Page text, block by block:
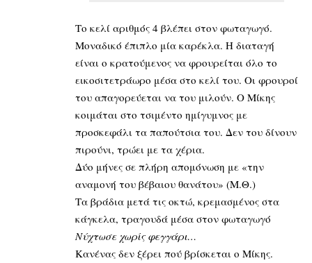
Το κελί αριθμός 4 βλέπει στον φωταγωγό.
Μοναδικό έπιπλο μία καρέκλα. Η διαταγή
είναι ο κρατούμενος να φρουρείται όλο το
εικοσιτετράωρο μέσα στο κελί του. Οι φρουροί
του απαγορεύεται να του μιλούν. Ο Μίκης
κοιμάται στο τσιμέντο ημίγυμνος με
προσκεφάλι τα παπούτσια του. Δεν του δίνουν
πιρούνι, τρώει με τα χέρια.
Δύο μήνες σε πλήρη απομόνωση με «την
αναμονή του βέβαιου θανάτου» (Μ.Θ.)
Τα βράδια μετά τις οκτώ, κρεμασμένος στα
κάγκελα, τραγουδά μέσα στον φωταγωγό
Νύχτωσε χωρίς φεγγάρι…
Κανένας δεν ξέρει πού βρίσκεται ο Μίκης.